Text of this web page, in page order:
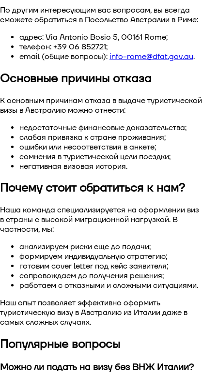
По другим интересующим вас вопросам, вы всегда
сможете обратиться в Посольство Австралии в Риме:
адрес: Via Antonio Bosio 5, 00161 Rome;
телефон: +39 06 852721;
email (общие вопросы): info-rome@dfat.gov.au.
Основные причины отказа
К основным причинам отказа в выдаче туристической
визы в Австралию можно отнести:
недостаточные финансовые доказательства;
слабая привязка к стране проживания;
ошибки или несоответствия в анкете;
сомнения в туристической цели поездки;
негативная визовая история.
Почему стоит обратиться к нам?
Наша команда специализируется на оформлении виз
в страны с высокой миграционной нагрузкой. В
частности, мы:
анализируем риски еще до подачи;
формируем индивидуальную стратегию;
готовим cover letter под кейс заявителя;
сопровождаем до получения решения;
работаем с отказными и сложными ситуациями.
Наш опыт позволяет эффективно оформить
туристическую визу в Австралию из Италии даже в
самых сложных случаях.
Популярные вопросы
Можно ли подать на визу без ВНЖ Италии?